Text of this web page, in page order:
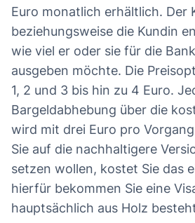
Euro monatlich erhältlich. Der
beziehungsweise die Kundin
wie viel er oder sie für die
ausgeben möchte. Die
1, 2 und 3 bis hin zu 4 Euro.
Bargeldabhebung über die
wird mit drei Euro pro
Sie auf die nachhaltigere
setzen wollen, kostet Sie das
hierfür bekommen Sie eine
hauptsächlich aus Holz